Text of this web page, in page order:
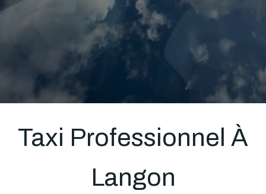
Taxi Professionnel À
Langon